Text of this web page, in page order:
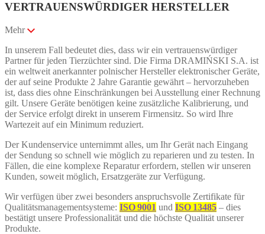
VERTRAUENSWÜRDIGER HERSTELLER
Mehr
In unserem Fall bedeutet dies, dass wir ein vertrauenswürdiger
Partner für jeden Tierzüchter sind. Die Firma DRAMIŃSKI S.A. ist
ein weltweit anerkannter polnischer Hersteller elektronischer Geräte,
der auf seine Produkte 2 Jahre Garantie gewährt – hervorzuheben
ist, dass dies ohne Einschränkungen bei Ausstellung einer Rechnung
gilt. Unsere Geräte benötigen keine zusätzliche Kalibrierung, und
der Service erfolgt direkt in unserem Firmensitz. So wird Ihre
Wartezeit auf ein Minimum reduziert.
Der Kundenservice unternimmt alles, um Ihr Gerät nach Eingang
der Sendung so schnell wie möglich zu reparieren und zu testen. In
Fällen, die eine komplexe Reparatur erfordern, stellen wir unseren
Kunden, soweit möglich, Ersatzgeräte zur Verfügung.
Wir verfügen über zwei besonders anspruchsvolle Zertifikate für
Qualitätsmanagementsysteme: ISO 9001 und ISO 13485 – dies
bestätigt unsere Professionalität und die höchste Qualität unserer
Produkte.